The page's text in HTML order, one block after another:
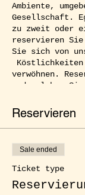
Ambiente,
Gesellschaft.
zu zweit oder
reservieren
Sie sich von
Köstlichkeiten
verwöhnen.
und erleben
Reservieren
Sale ended
Ticket type